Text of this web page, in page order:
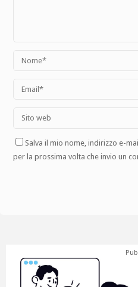
Salva il mio nome, indirizzo e-
per la prossima volta che invio un